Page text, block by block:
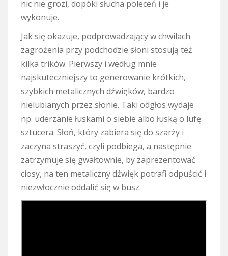
nic nie grozi, dopóki słucha poleceń i je
wykonuje.
Jak się okazuje, podprowadzający w chwilach
zagrożenia przy podchodzie słoni stosują też
kilka trików. Pierwszy i według mnie
najskuteczniejszy to generowanie krótkich,
szybkich metalicznych dźwięków, bardzo
nielubianych przez słonie. Taki odgłos wydaje
np. uderzanie łuskami o siebie albo łuską o lufę
sztucera. Słoń, który zabiera się do szarży i
zaczyna straszyć, czyli podbiega, a następnie
zatrzymuje się gwałtownie, by zaprezentować
ciosy, na ten metaliczny dźwięk potrafi odpuścić i
niezwłocznie oddalić się w busz.